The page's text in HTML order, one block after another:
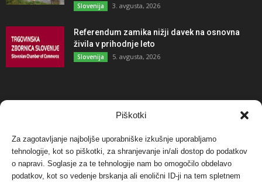
Piškotki
Za zagotavljanje najboljše uporabniške izkušnje uporabljamo
tehnologije, kot so piškotki, za shranjevanje in/ali dostop do podatkov
o napravi. Soglasje za te tehnologije nam bo omogočilo obdelavo
podatkov, kot so vedenje brskanja ali enolični ID-ji na tem spletnem
Slovenija 3. avgusta, 2026
Referendum zamika nižji davek na osnovna
živila v prihodnje leto
Slovenija 5. avgusta, 2026
NAJBOLJ KOMENTIRANO
Protest proti vetrnim elektrarnam na Ojstrici, v
svetu pa vedno bolj...
Dogodki 12. maja, 2017